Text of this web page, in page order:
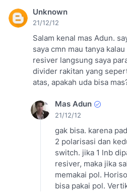
Unknown
21/12/12
Salam kenal mas Adun.
saya cmn mau tanya
resiver langsung saya
divider rakitan yang
atas, apakah uda bisa
Mas Adun
21/12/12
gak bisa. karena
2 polarisasi dan
switch. jika 1 lnb
resiver, maka jika
memakai pol.
bisa pakai pol.